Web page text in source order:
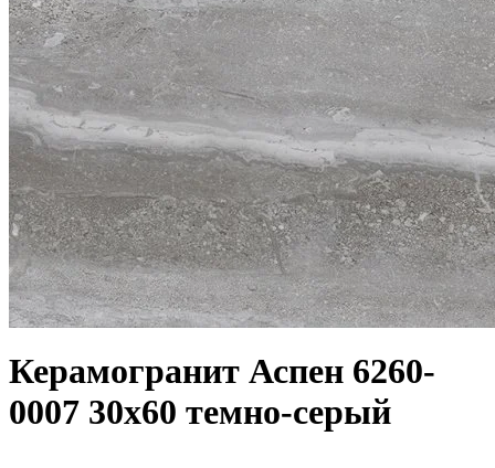
Керамогранит Аспен 6260-
0007 30x60 темно-серый